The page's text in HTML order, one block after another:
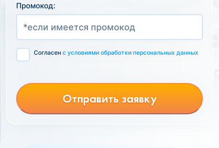
Промокод:
Согласен с условиями обработки персональных данных
Отправить заявку